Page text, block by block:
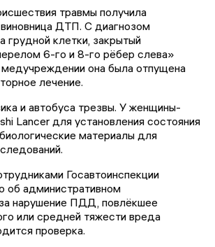
травмы получила
ДТП. С диагнозом
грудной клетки, закрытый
6-го и 8-го рёбер слева»
она была отпущена
лечение.
и автобуса трезвы. У женщины-
Lancer для установления состояния
материалы для
Госавтоинспекции
об административном
нарушение ПДД, повлёкшее
или средней тяжести вреда
проверка.